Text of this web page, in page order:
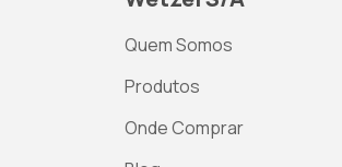
Quem Somos
Produtos
Onde Comprar